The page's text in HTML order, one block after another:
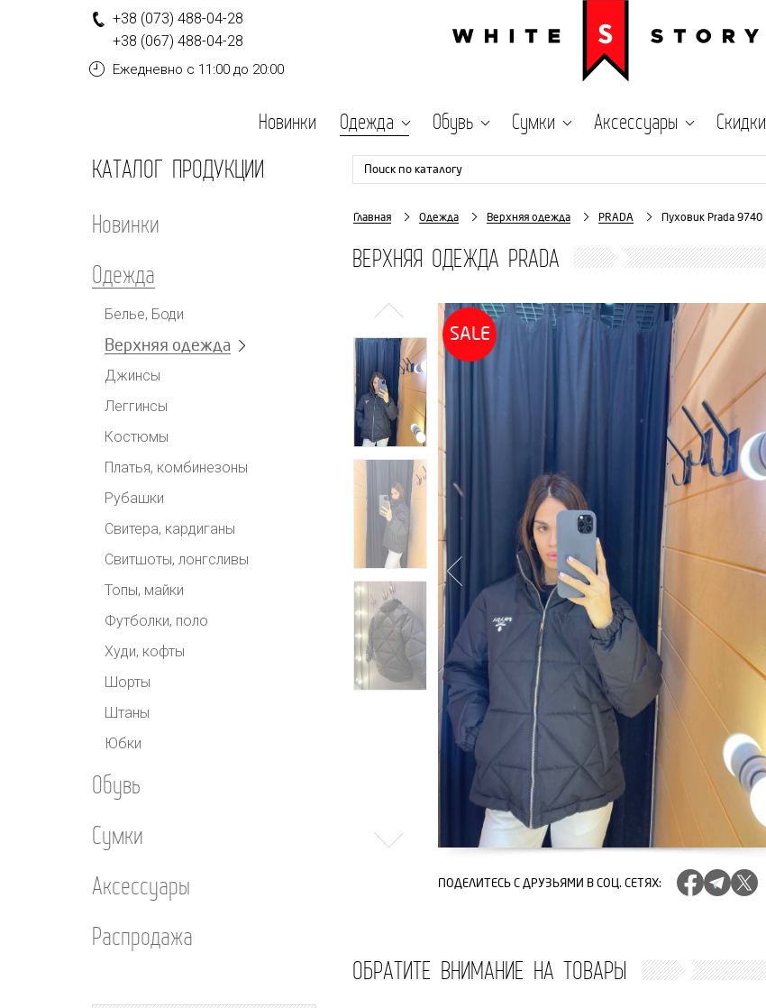
+38 (073) 488-04-28
+38 (067) 488-04-28
Ежедневно с 11:00 до 20:00
Новинки Одежда Обувь Сумки Аксессуары Скидки
КАТАЛОГ ПРОДУКЦИИ
Новинки
Одежда
Белье, Боди
Верхняя одежда
Джинсы
Леггинсы
Костюмы
Платья, комбинезоны
Рубашки
Свитера, кардиганы
Свитшоты, лонгсливы
Топы, майки
Футболки, поло
Худи, кофты
Шорты
Штаны
Юбки
Обувь
Сумки
Аксессуары
Распродажа
Поиск по каталогу
Главная Одежда Верхняя одежда PRADA Пуховик Prada 9740
ВЕРХНЯЯ ОДЕЖДА PRADA
SALE
ПОДЕЛИТЕСЬ С ДРУЗЬЯМИ В СОЦ. СЕТЯХ:
ОБРАТИТЕ ВНИМАНИЕ НА ТОВАРЫ